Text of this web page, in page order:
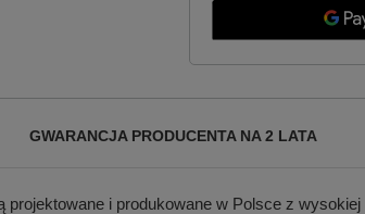
GWARANCJA PRODUCENTA NA 2 LATA
projektowane i produkowane w Polsce z